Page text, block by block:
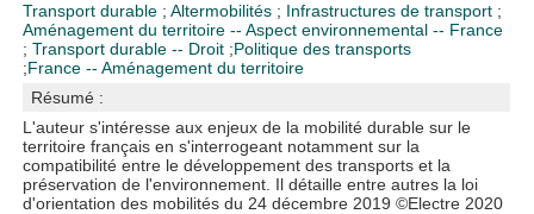
Transport durable ;Altermobilités ; Infrastructures de transport ;
Aménagement du territoire -- Aspect environnemental -- France
;Transport durable -- Droit ;Politique des transports
;France -- Aménagement du territoire
Résumé :
L'auteur s'intéresse aux enjeux de la mobilité durable sur le
territoire français en s'interrogeant notamment sur la
compatibilité entre le développement des transports et la
préservation de l'environnement. Il détaille entre autres la loi
d'orientation des mobilités du 24 décembre 2019 ©Electre 2020